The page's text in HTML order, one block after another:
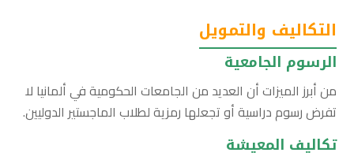
التكاليف والتمويل
الرسوم الجامعية
من أبرز الميزات أن العديد من الجامعات الحكومية في ألمانيا لا
تفرض رسوم دراسية أو تجعلها رمزية لطلاب الماجستير الدوليين.
تكاليف المعيشة